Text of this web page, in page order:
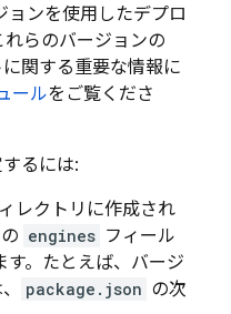
ョンを使用したデプロ
らのバージョンの
関する重要な情報に
ールをご覧くださ
るには:
レクトリに作成され
engines フィール
す。たとえば、バージ
package.json の次